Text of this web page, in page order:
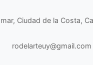
Ciudad de la Costa,
rodelarteuy@gmail.com